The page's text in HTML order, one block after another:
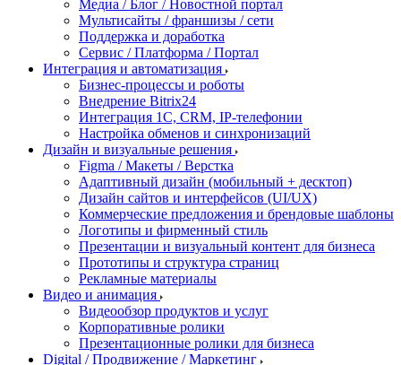
Медиа / Блог / Новостной портал
Мультисайты / франшизы / сети
Поддержка и доработка
Сервис / Платформа / Портал
Интеграция и автоматизация
Бизнес-процессы и роботы
Внедрение Bitrix24
Интеграция 1С, CRM, IP-телефонии
Настройка обменов и синхронизаций
Дизайн и визуальные решения
Figma / Макеты / Верстка
Адаптивный дизайн (мобильный + десктоп)
Дизайн сайтов и интерфейсов (UI/UX)
Коммерческие предложения и брендовые шаблоны
Логотипы и фирменный стиль
Презентации и визуальный контент для бизнеса
Прототипы и структура страниц
Рекламные материалы
Видео и анимация
Видеообзор продуктов и услуг
Корпоративные ролики
Презентационные ролики для бизнеса
Digital / Продвижение / Маркетинг